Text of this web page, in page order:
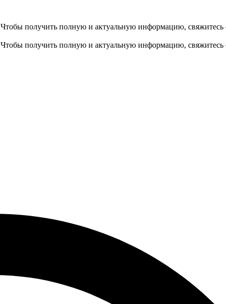
Чтобы получить полную и актуальную информацию,
Чтобы получить полную и актуальную информацию,